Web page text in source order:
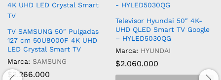
TV SAMSUNG 50″ Pulgadas
127 cm 50U8000F 4K UHD
LED Crystal Smart TV
Marca: SAMSUNG
2.266.000
Televisor Hyundai 50″ 4K-
UHD QLED Smart TV Google
– HYLED5030QG
Marca: HYUNDAI
$2.060.000